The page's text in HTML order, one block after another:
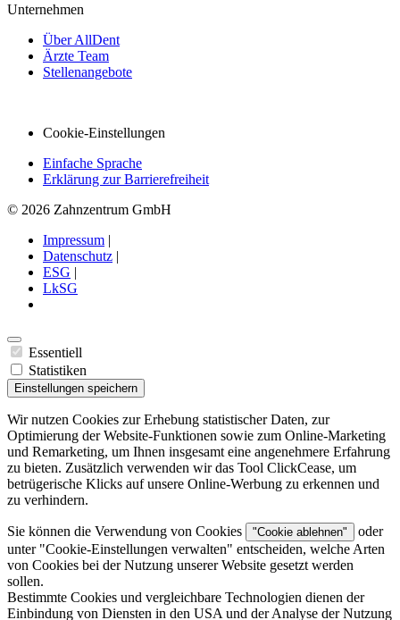
Unternehmen
Über AllDent
Ärzte Team
Stellenangebote
Cookie-Einstellungen
Einfache Sprache
Erklärung zur Barrierefreiheit
© 2026 Zahnzentrum GmbH
Impressum |
Datenschutz |
ESG |
LkSG
Essentiell
Statistiken
Einstellungen speichern
Wir nutzen Cookies zur Erhebung statistischer Daten, zur
Optimierung der Website-Funktionen sowie zum Online-Marketing
und Remarketing, um Ihnen insgesamt eine angenehmere Erfahrung
zu bieten. Zusätzlich verwenden wir das Tool ClickCease, um
betrügerische Klicks auf unsere Online-Werbung zu erkennen und
zu verhindern.
Sie können die Verwendung von Cookies "Cookie ablehnen"
oder
unter "Cookie-Einstellungen verwalten" entscheiden, welche Arten
von Cookies bei der Nutzung unserer Website gesetzt werden
sollen.
Bestimmte Cookies und vergleichbare Technologien dienen der
Einbindung von Diensten in den USA und der Analyse der Nutzung